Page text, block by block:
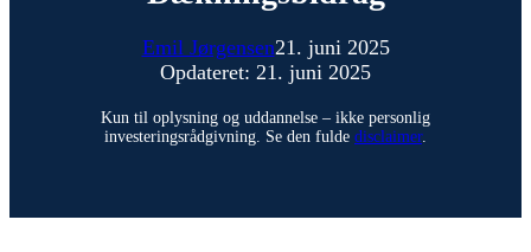
Emil Jørgensen21. juni 2025
Opdateret: 21. juni 2025
Kun til oplysning og uddannelse – ikke personlig
investeringsrådgivning. Se den fulde disclaimer.